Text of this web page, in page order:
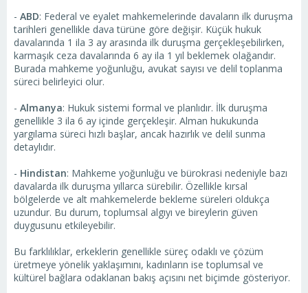
- ABD: Federal ve eyalet mahkemelerinde davaların ilk duruşma
tarihleri genellikle dava türüne göre değişir. Küçük hukuk
davalarında 1 ila 3 ay arasında ilk duruşma gerçekleşebilirken,
karmaşık ceza davalarında 6 ay ila 1 yıl beklemek olağandır.
Burada mahkeme yoğunluğu, avukat sayısı ve delil toplanma
süreci belirleyici olur.
- Almanya: Hukuk sistemi formal ve planlıdır. İlk duruşma
genellikle 3 ila 6 ay içinde gerçekleşir. Alman hukukunda
yargılama süreci hızlı başlar, ancak hazırlık ve delil sunma
detaylıdır.
- Hindistan: Mahkeme yoğunluğu ve bürokrasi nedeniyle bazı
davalarda ilk duruşma yıllarca sürebilir. Özellikle kırsal
bölgelerde ve alt mahkemelerde bekleme süreleri oldukça
uzundur. Bu durum, toplumsal algıyı ve bireylerin güven
duygusunu etkileyebilir.
Bu farklılıklar, erkeklerin genellikle süreç odaklı ve çözüm
üretmeye yönelik yaklaşımını, kadınların ise toplumsal ve
kültürel bağlara odaklanan bakış açısını net biçimde gösteriyor.